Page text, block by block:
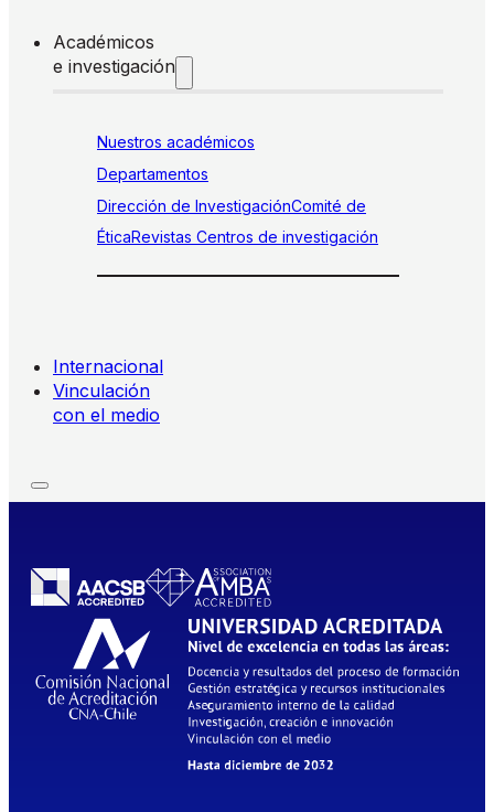
Académicos
e investigación
Nuestros académicos
Departamentos
Dirección de InvestigaciónComité de
ÉticaRevistas Centros de investigación
Internacional
Vinculación
con el medio